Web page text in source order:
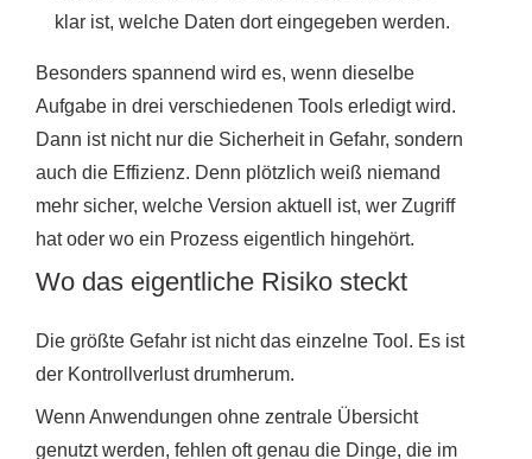
klar ist, welche Daten dort eingegeben werden.
Besonders spannend wird es, wenn dieselbe
Aufgabe in drei verschiedenen Tools erledigt wird.
Dann ist nicht nur die Sicherheit in Gefahr, sondern
auch die Effizienz. Denn plötzlich weiß niemand
mehr sicher, welche Version aktuell ist, wer Zugriff
hat oder wo ein Prozess eigentlich hingehört.
Wo das eigentliche Risiko steckt
Die größte Gefahr ist nicht das einzelne Tool. Es ist
der Kontrollverlust drumherum.
Wenn Anwendungen ohne zentrale Übersicht
genutzt werden, fehlen oft genau die Dinge, die im